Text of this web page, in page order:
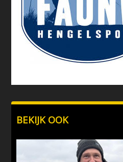
BEKIJK OOK